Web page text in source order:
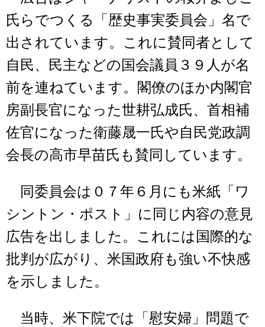
氏らでつくる「歴史事実委員会」名で
出されています。これに賛同者として
自民、民主などの国会議員３９人が名
前を連ねています。閣僚のほか内閣官
房副長官になった世耕弘成氏、首相補
佐官になった衛藤晟一氏や自民党政調
会長の高市早苗氏も賛同しています。
同委員会は０７年６月にも米紙「ワ
シントン・ポスト」に同じ内容の意見
広告を出しました。これには国際的な
批判が広がり、米国政府も強い不快感
を示しました。
当時、米下院では「慰安婦」問題で